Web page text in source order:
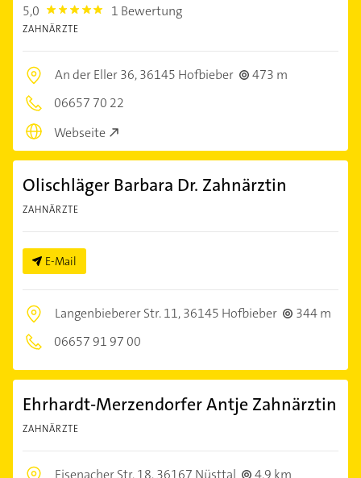
5,0 5.0 1 Bewertung
ZAHNÄRZTE
An der Eller 36,36145 Hofbieber
473 m
06657 70 22
Webseite
Olischläger Barbara Dr. Zahnärztin
ZAHNÄRZTE
E-Mail
Langenbieberer Str. 11,36145 Hofbieber
344 m
06657 91 97 00
Ehrhardt-Merzendorfer Antje Zahnärztin
ZAHNÄRZTE
Eisenacher Str. 18,36167 Nüsttal
4,9 km